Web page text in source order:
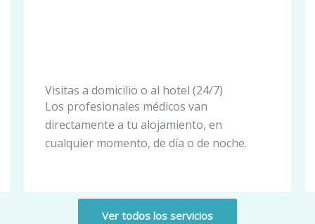
Visitas a domicilio o al hotel (24/7)
Los profesionales médicos van
directamente a tu alojamiento, en
cualquier momento, de día o de noche.
Ver todos los servicios